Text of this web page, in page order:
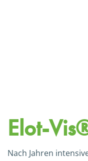
Elot-Vis
Nach Jahren